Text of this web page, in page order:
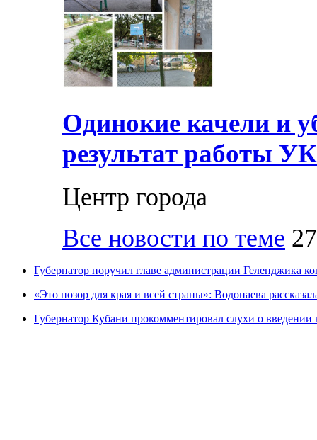
Одинокие качели и
результат работы
Центр города
Все новости по теме
Губернатор поручил главе администрации Геленджика
«Это позор для края и всей страны»: Водонаева
Губернатор Кубани прокомментировал слухи о введении